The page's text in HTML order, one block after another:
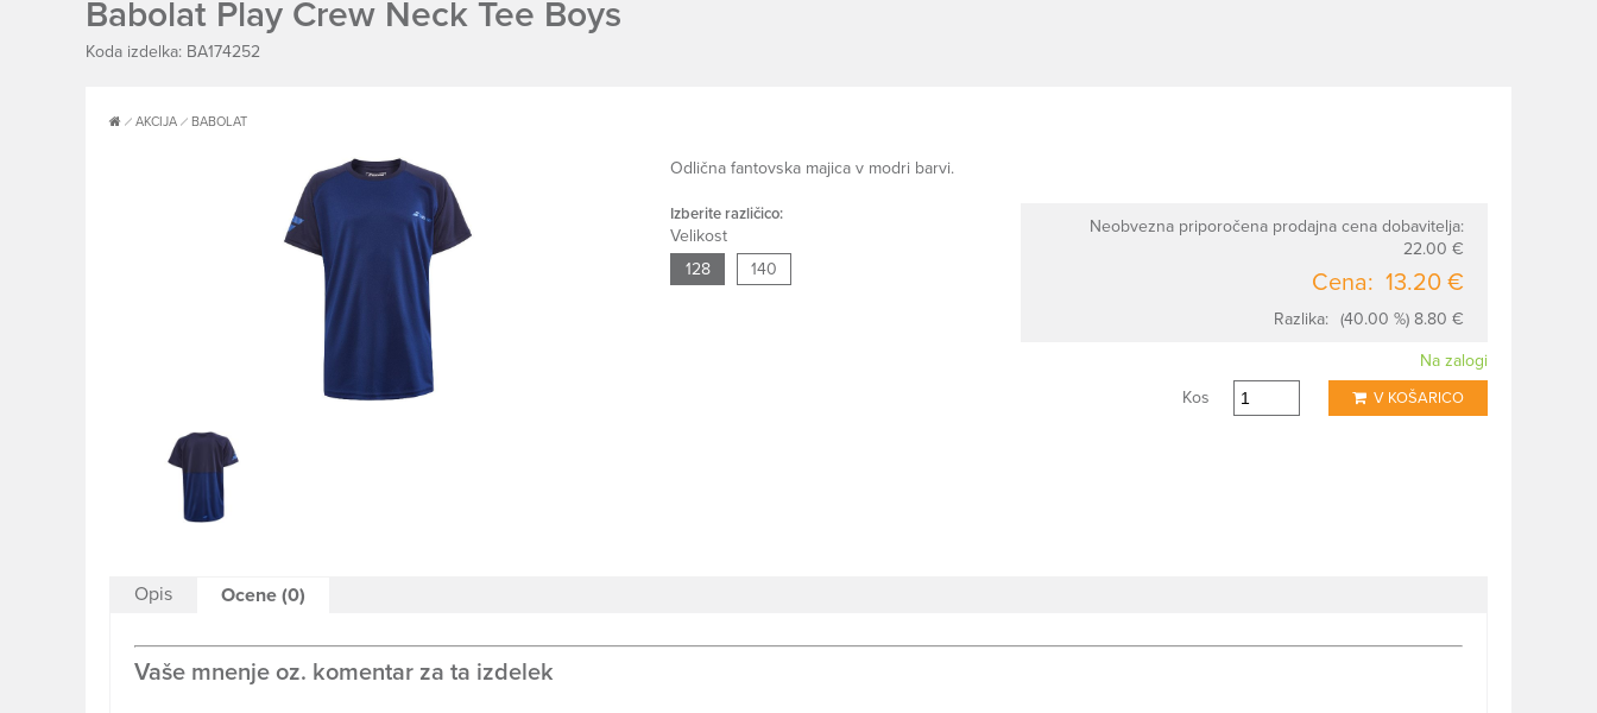
Babolat Play Crew Neck Tee Boys
Koda izdelka: BA174252
AKCIJA BABOLAT
Odlična fantovska majica v modri barvi.
Izberite različico:
Velikost
128
140
Neobvezna priporočena prodajna cena dobavitelja:
22.00 €
Cena: 13.20 €
Razlika: (40.00 %) 8.80 €
Na zalogi
Kos
V KOŠARICO
Opis Ocene (0)
Vaše mnenje oz. komentar za ta izdelek